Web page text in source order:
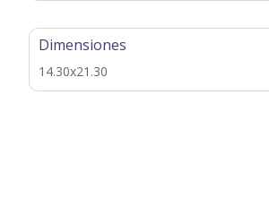
Dimensiones
14.30x21.30